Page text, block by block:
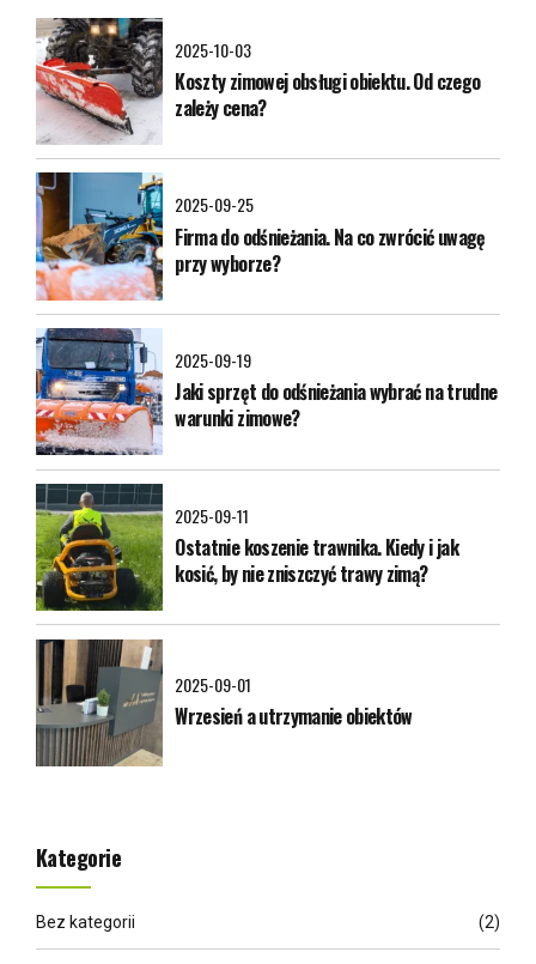
2025-10-03
Koszty zimowej obsługi obiektu. Od czego
zależy cena?
2025-09-25
Firma do odśnieżania. Na co zwrócić uwagę
przy wyborze?
2025-09-19
Jaki sprzęt do odśnieżania wybrać na trudne
warunki zimowe?
2025-09-11
Ostatnie koszenie trawnika. Kiedy i jak
kosić, by nie zniszczyć trawy zimą?
2025-09-01
Wrzesień a utrzymanie obiektów
Kategorie
Bez kategorii (2)